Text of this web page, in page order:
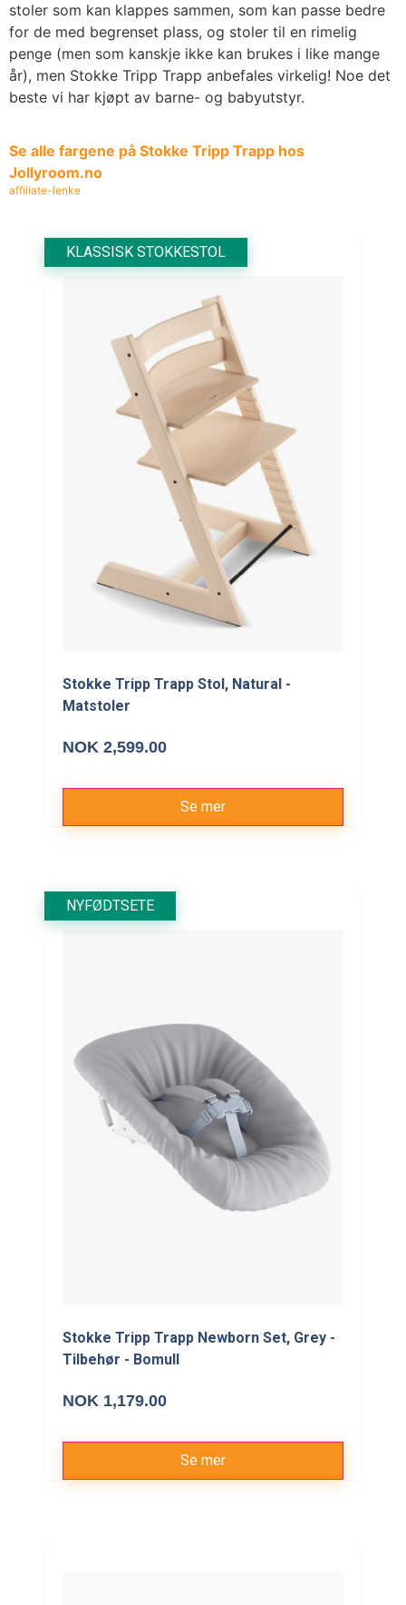
stoler som kan klappes sammen, som kan passe bedre
for de med begrenset plass, og stoler til en rimelig
penge (men som kanskje ikke kan brukes i like mange
år), men Stokke Tripp Trapp anbefales virkelig! Noe det
beste vi har kjøpt av barne- og babyutstyr.
Se alle fargene på Stokke Tripp Trapp hos
Jollyroom.no
affiliate-lenke
KLASSISK STOKKESTOL
Stokke Tripp Trapp Stol, Natural -
Matstoler
NOK 2,599.00
Se mer
NYFØDTSETE
Stokke Tripp Trapp Newborn Set, Grey -
Tilbehør - Bomull
NOK 1,179.00
Se mer